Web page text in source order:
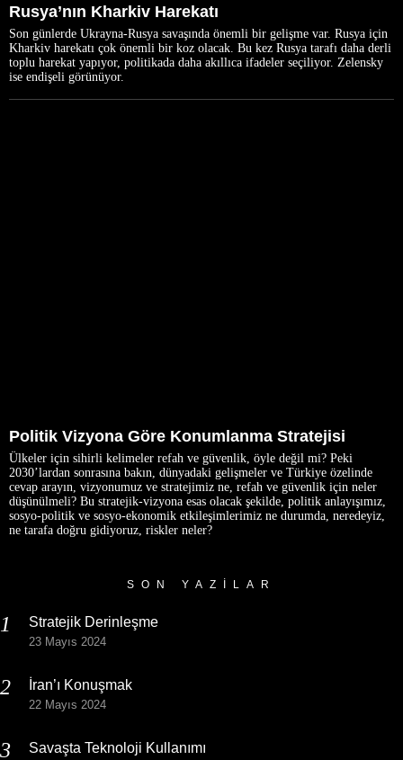
Rusya’nın Kharkiv Harekatı
Son günlerde Ukrayna-Rusya savaşında önemli bir gelişme var. Rusya için
Kharkiv harekatı çok önemli bir koz olacak. Bu kez Rusya tarafı daha derli
toplu harekat yapıyor, politikada daha akıllıca ifadeler seçiliyor. Zelensky
ise endişeli görünüyor.
Politik Vizyona Göre Konumlanma Stratejisi
Ülkeler için sihirli kelimeler refah ve güvenlik, öyle değil mi? Peki
2030’lardan sonrasına bakın, dünyadaki gelişmeler ve Türkiye özelinde
cevap arayın, vizyonumuz ve stratejimiz ne, refah ve güvenlik için neler
düşünülmeli? Bu stratejik-vizyona esas olacak şekilde, politik anlayışımız,
sosyo-politik ve sosyo-ekonomik etkileşimlerimiz ne durumda, neredeyiz,
ne tarafa doğru gidiyoruz, riskler neler?
SON YAZILAR
Stratejik Derinleşme
23 Mayıs 2024
İran’ı Konuşmak
22 Mayıs 2024
Savaşta Teknoloji Kullanımı